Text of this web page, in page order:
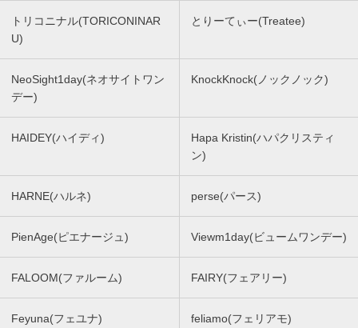
トリコニナル(TORICONINAR
U)
とりーてぃー(Treatee)
NeoSight1day(ネオサイトワン
デー)
KnockKnock(ノックノック)
HAIDEY(ハイディ)
Hapa Kristin(ハパクリスティ
ン)
HARNE(ハルネ) perse(パース)
PienAge(ピエナージュ) Viewm1day(ビュームワンデー)
FALOOM(ファルーム) FAIRY(フェアリー)
Feyuna(フェユナ) feliamo(フェリアモ)